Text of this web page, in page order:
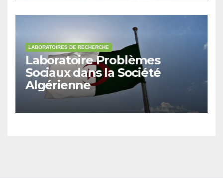
LABORATOIRES DE RECHERCHE
Laboratoire Problèmes
Sociaux dans la Société
Algérienne